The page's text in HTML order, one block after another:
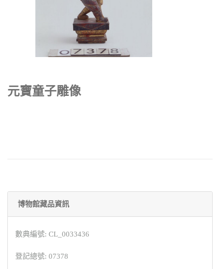
元寶童子雕像
博物館藏品資訊
數典編號: CL_0033436
登記總號: 07378